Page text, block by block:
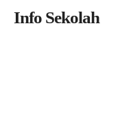
Info Sekolah